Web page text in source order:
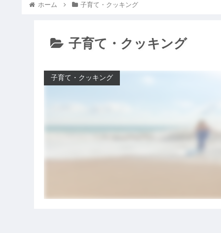
ホーム 子育て・クッキング
子育て・クッキング
子育て・クッキング